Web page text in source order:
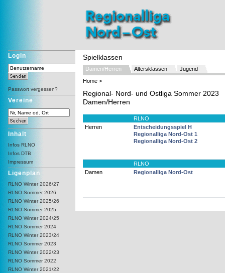
Spielklassen
Damen/Herren Altersklassen
Jugend
Home >
Login
Passwort vergessen?
Vereine
Inhalt
Infos RLNO
Infos DTB
Impressum
Ligenplan
RLNO Winter 2026/27
RLNO Sommer 2026
RLNO Winter 2025/26
RLNO Sommer 2025
RLNO Winter 2024/25
RLNO Sommer 2024
RLNO Winter 2023/24
RLNO Sommer 2023
RLNO Winter 2022/23
RLNO Sommer 2022
RLNO Winter 2021/22
Regional- Nord- und Ostliga Sommer 2023
Damen/Herren
RLNO
Herren
Entscheidungsspiel H
Regionalliga Nord-Ost 1
Regionalliga Nord-Ost 2
RLNO
Damen
Regionalliga Nord-Ost